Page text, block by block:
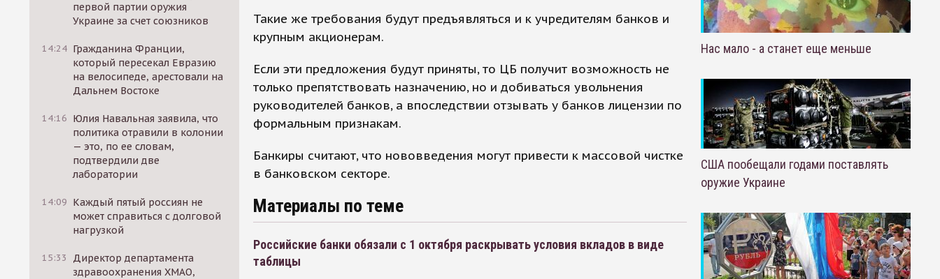
первой партии оружия
Украине за счет союзников
14:24 Гражданина Франции,
который пересекал Евразию
на велосипеде, арестовали на
Дальнем Востоке
14:16 Юлия Навальная заявила, что
политика отравили в колонии
— это, по ее словам,
подтвердили две
лаборатории
14:09 Каждый пятый россиян не
может справиться с долговой
нагрузкой
15:33
Директор департамента
здравоохранения ХМАО,
Такие же требования будут предъявляться и к учредителям банков и
крупным акционерам.
Если эти предложения будут приняты, то ЦБ получит возможность не
только препятствовать назначению, но и добиваться увольнения
руководителей банков, а впоследствии отзывать у банков лицензии по
формальным признакам.
Банкиры считают, что нововведения могут привести к массовой чистке
в банковском секторе.
Материалы по теме
Российские банки обязали с 1 октября раскрывать условия вкладов в виде
таблицы
Нас мало - а станет еще меньше
США пообещали годами поставлять
оружие Украине